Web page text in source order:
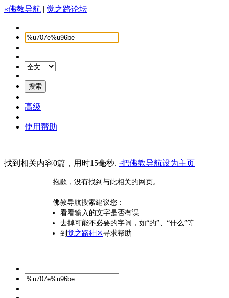
«佛教导航 | 觉之路论坛
高级
使用帮助
找到相关内容0篇，用时15毫秒. ·把佛教导航设为主页
抱歉，没有找到与此相关的网页。
佛教导航搜索建议您：
看看输入的文字是否有误
去掉可能不必要的字词，如“的”、“什么”等
到 觉之路社区寻求帮助